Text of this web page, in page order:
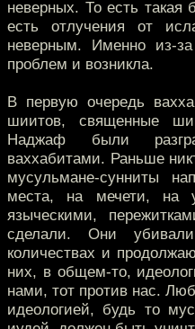
неверных. То есть такая
есть отлучения от
неверным. Именно из-за
проблем и возникла.
В первую очередь
шиитов, священные
Наджаф были
ваххабитами. Раньше
мусульмане-сунниты
места, на мечети, на
языческими,
сделали. Они
количествах и
них, в общем-то,
нами, тот против нас.
идеологией, будь то